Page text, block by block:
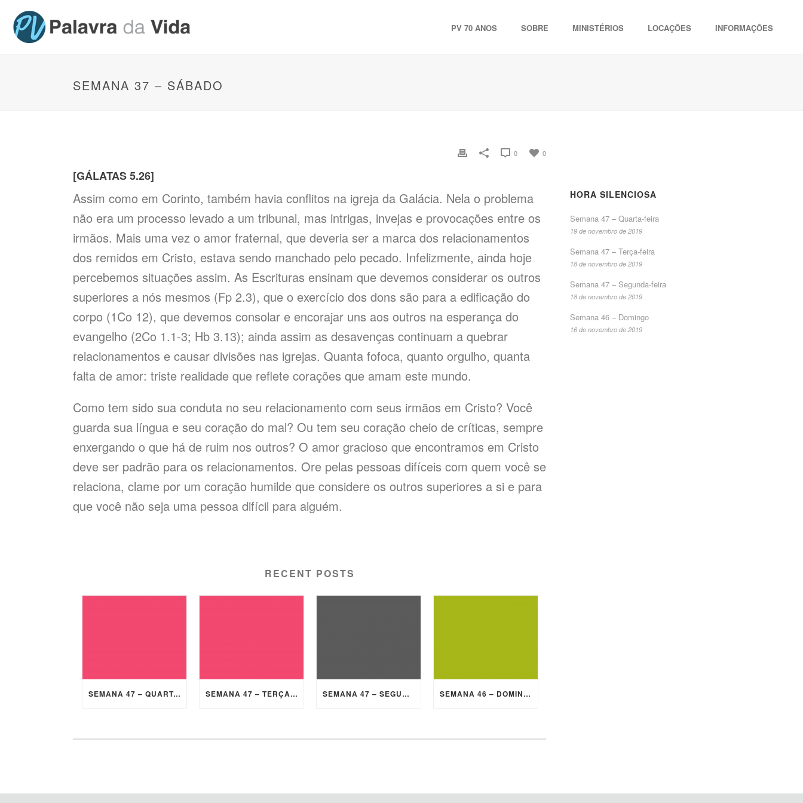
PV 70 ANOS SOBRE MINISTÉRIOS LOCAÇÕES INFORMAÇÕES
SEMANA 37 – SÁBADO
0
0
[GÁLATAS 5.26]
Assim como em Corinto, também havia conflitos na igreja da Galácia. Nela o problema
não era um processo levado a um tribunal, mas intrigas, invejas e provocações entre os
irmãos. Mais uma vez o amor fraternal, que deveria ser a marca dos relacionamentos
dos remidos em Cristo, estava sendo manchado pelo pecado. Infelizmente, ainda hoje
percebemos situações assim. As Escrituras ensinam que devemos considerar os outros
superiores a nós mesmos (Fp 2.3), que o exercício dos dons são para a edificação do
corpo (1Co 12), que devemos consolar e encorajar uns aos outros na esperança do
evangelho (2Co 1.1-3; Hb 3.13); ainda assim as desavenças continuam a quebrar
relacionamentos e causar divisões nas igrejas. Quanta fofoca, quanto orgulho, quanta
falta de amor: triste realidade que reflete corações que amam este mundo.
Como tem sido sua conduta no seu relacionamento com seus irmãos em Cristo? Você
guarda sua língua e seu coração do mal? Ou tem seu coração cheio de críticas, sempre
enxergando o que há de ruim nos outros? O amor gracioso que encontramos em Cristo
deve ser padrão para os relacionamentos. Ore pelas pessoas difíceis com quem você se
relaciona, clame por um coração humilde que considere os outros superiores a si e para
que você não seja uma pessoa difícil para alguém.
RECENT POSTS
SEMANA 47 – QUARTA-FEIRA SEMANA 47 – TERÇA-FEIRA SEMANA 47 – SEGUNDA-FEIRA SEMANA 46 – DOMINGO
HORA SILENCIOSA
Semana 47 – Quarta-feira
19 de novembro de 2019
Semana 47 – Terça-feira
18 de novembro de 2019
Semana 47 – Segunda-feira
18 de novembro de 2019
Semana 46 – Domingo
16 de novembro de 2019